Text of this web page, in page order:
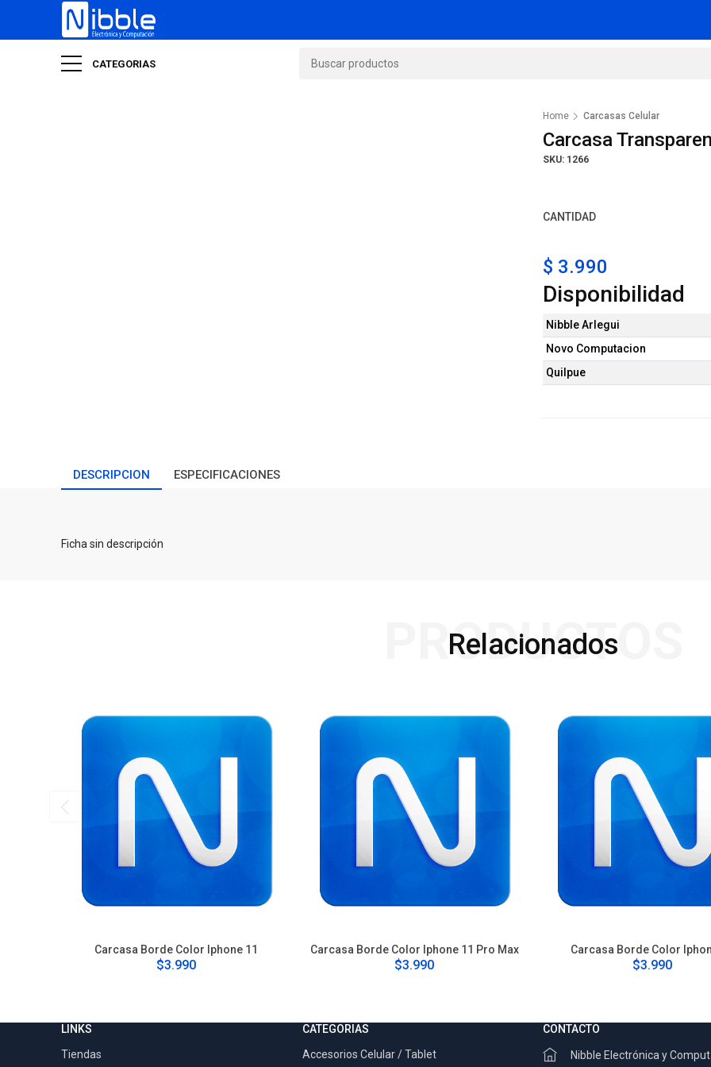
CATEGORIAS
Home Carcasas Celular
Carcasa
SKU: 1266
CANTIDAD
$ 3.990
Disponibilidad
Nibble Arlegui
Novo Computacion
Quilpue
DESCRIPCION ESPECIFICACIONES
Ficha sin descripción
Relacionados
PRODUCTOS
Carcasa Borde Color Iphone 11
$3.990
Carcasa Borde Color Iphone 11 Pro Max
$3.990
Carcasa Borde Color
$3.990
LINKS
Tiendas
CATEGORIAS
Accesorios Celular / Tablet
CONTACTO
Nibble Electrónica y